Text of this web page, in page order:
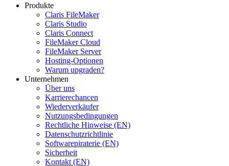
Produkte
Claris FileMaker
Claris Studio
Claris Connect
FileMaker Cloud
FileMaker Server
Hosting-Optionen
Warum upgraden?
Unternehmen
Über uns
Karrierechancen
Wiederverkäufer
Nutzungsbedingungen
Rechtliche Hinweise (EN)
Datenschutzrichtlinie
Softwarepiraterie (EN)
Sicherheit
Kontakt (EN)